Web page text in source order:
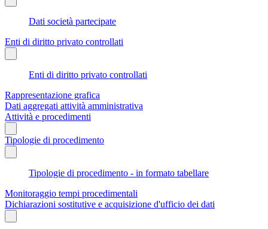
Dati società partecipate
Enti di diritto privato controllati
Enti di diritto privato controllati
Rappresentazione grafica
Dati aggregati attività amministrativa
Attività e procedimenti
Tipologie di procedimento
Tipologie di procedimento - in formato tabellare
Monitoraggio tempi procedimentali
Dichiarazioni sostitutive e acquisizione d'ufficio dei dati